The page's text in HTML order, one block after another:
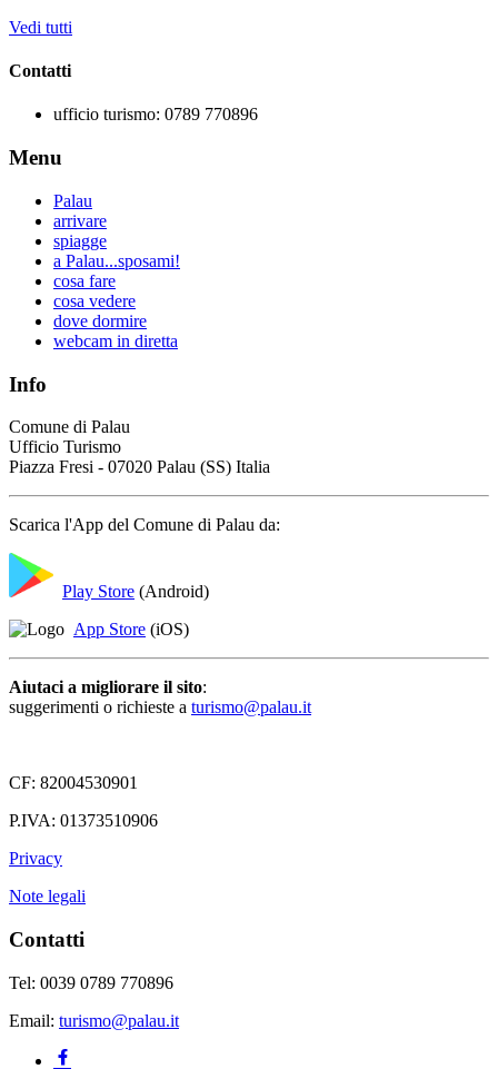
Vedi tutti
Contatti
ufficio turismo: 0789 770896
Menu
Palau
arrivare
spiagge
a Palau...sposami!
cosa fare
cosa vedere
dove dormire
webcam in diretta
Info
Comune di Palau
Ufficio Turismo
Piazza Fresi - 07020 Palau (SS) Italia
Scarica l'App del Comune di Palau da:
Play Store (Android)
App Store (iOS)
Aiutaci a migliorare il sito:
suggerimenti o richieste a turismo@palau.it
CF: 82004530901
P.IVA: 01373510906
Privacy
Note legali
Contatti
Tel: 0039 0789 770896
Email: turismo@palau.it